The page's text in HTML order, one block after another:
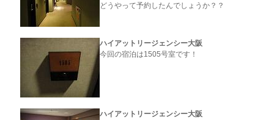
どうやって予約したんでしょうか？？
ハイアットリージェンシー大阪
今回の宿泊は1505号室です！
ハイアットリージェンシー大阪